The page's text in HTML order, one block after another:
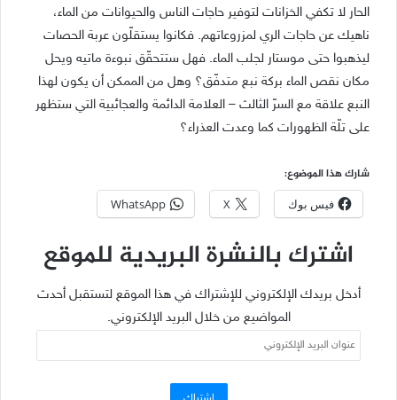
الحار لا تكفي الخزانات لتوفير حاجات الناس والحيوانات من الماء،
ناهيك عن حاجات الري لمزروعاتهم. فكانوا يستقلّون عربة الحصات
ليذهبوا حتى موستار لجلب الماء. فهل ستتحقّق نبوءة ماتيه ويحل
مكان نقص الماء بركة نبع متدفّق؟ وهل من الممكن أن يكون لهذا
النبع علاقة مع السرّ الثالث – العلامة الدائمة والعجائبية التي ستظهر
على تلّة الظهورات كما وعدت العذراء؟
شارك هذا الموضوع:
فيس بوك X
WhatsApp
اشترك بالنشرة البريدية للموقع
أدخل بريدك الإلكتروني للإشتراك في هذا الموقع لتستقبل أحدث
المواضيع من خلال البريد الإلكتروني.
عنوان
البريد